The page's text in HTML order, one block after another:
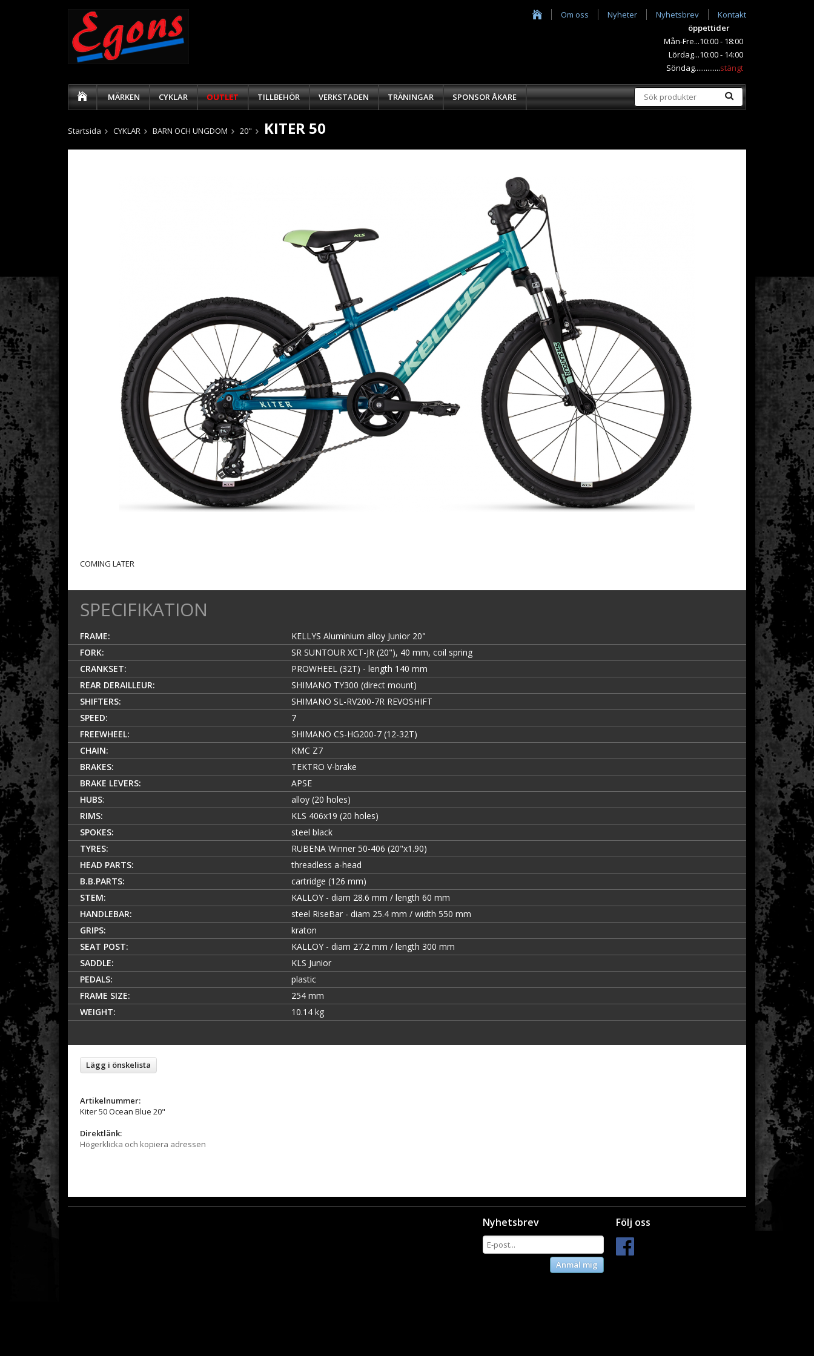
Om oss Nyheter Nyhetsbrev
Kontakt
öppettider
Mån-Fre...10:00 - 18:00
Lördag...10:00 - 14:00
Söndag..............stängt
MÄRKEN CYKLAR OUTLET TILLBEHÖR VERKSTADEN TRÄNINGAR SPONSOR ÅKARE
Startsida CYKLAR BARN OCH UNGDOM 20" KITER 50
COMING LATER
SPECIFIKATION
FRAME:
KELLYS Aluminium alloy Junior 20"
FORK:
SR SUNTOUR XCT-JR (20"), 40 mm, coil spring
CRANKSET:
PROWHEEL (32T) - length 140 mm
REAR DERAILLEUR:
SHIMANO TY300 (direct mount)
SHIFTERS:
SHIMANO SL-RV200-7R REVOSHIFT
SPEED:
7
FREEWHEEL:
SHIMANO CS-HG200-7 (12-32T)
CHAIN:
KMC Z7
BRAKES:
TEKTRO V-brake
BRAKE LEVERS:
APSE
HUBS:
alloy (20 holes)
RIMS:
KLS 406x19 (20 holes)
SPOKES:
steel black
TYRES:
RUBENA Winner 50-406 (20"x1.90)
HEAD PARTS:
threadless a-head
B.B.PARTS:
cartridge (126 mm)
STEM:
KALLOY - diam 28.6 mm / length 60 mm
HANDLEBAR:
steel RiseBar - diam 25.4 mm / width 550 mm
GRIPS:
kraton
SEAT POST:
KALLOY - diam 27.2 mm / length 300 mm
SADDLE:
KLS Junior
PEDALS:
plastic
FRAME SIZE:
254 mm
WEIGHT:
10.14 kg
Lägg i önskelista
Artikelnummer:
Kiter 50 Ocean Blue 20"
Direktlänk:
Högerklicka och kopiera adressen
Följ oss
Nyhetsbrev
Anmäl mig